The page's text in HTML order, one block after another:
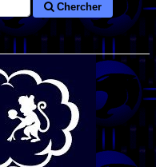
Chercher